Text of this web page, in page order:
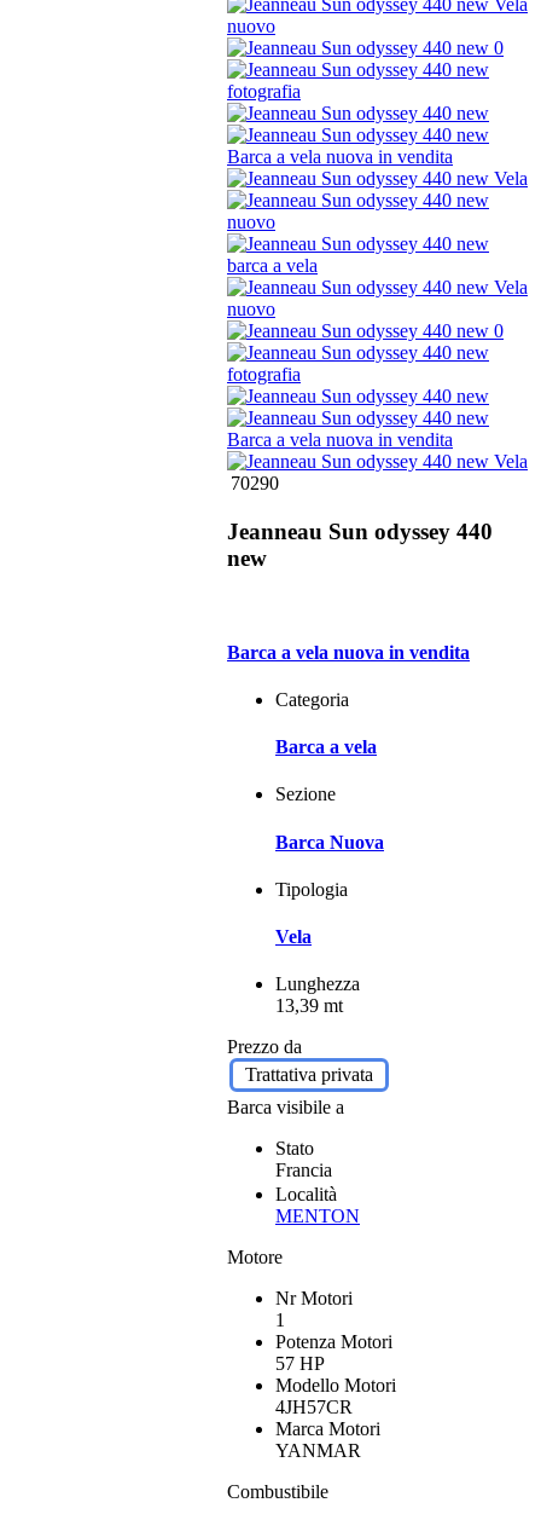
70290
Jeanneau Sun odyssey 440
new
Barca a vela nuova in vendita
Categoria
Barca a vela
Sezione
Barca Nuova
Tipologia
Vela
Lunghezza
13,39 mt
Prezzo da
Trattativa privata
Barca visibile a
Stato
Francia
Località
MENTON
Motore
Nr Motori
1
Potenza Motori
57 HP
Modello Motori
4JH57CR
Marca Motori
YANMAR
Combustibile